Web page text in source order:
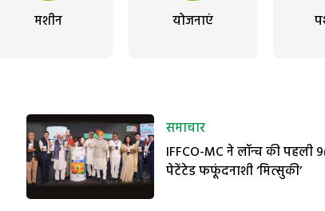
मशीन योजनाएं
समाचार
IFFCO-MC ने लॉन्च की पहली
पेटेंटेड फफूंदनाशी ‘मित्सुकी’